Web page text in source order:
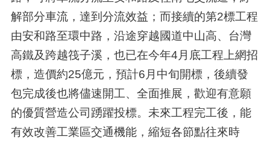
解部分車流，達到分流效益；而接續的第2標工程
由安和路至環中路，沿途穿越國道中山高、台灣
高鐵及跨越筏子溪，也已在今年4月底工程上網招
標，造價約25億元，預計6月中旬開標，後續發
包完成後也將儘速開工、全面推展，歡迎有意願
的優質營造公司踴躍投標。未來工程完工後，能
有效改善工業區交通機能，縮短各節點往來時